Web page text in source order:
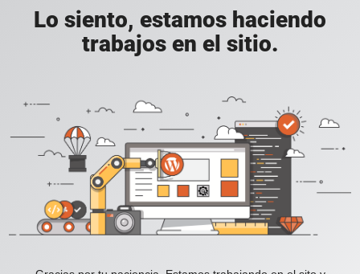
Lo siento, estamos haciendo
trabajos en el sitio.